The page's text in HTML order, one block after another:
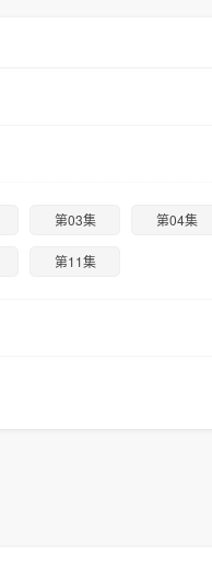
第03集 第04集
第11集